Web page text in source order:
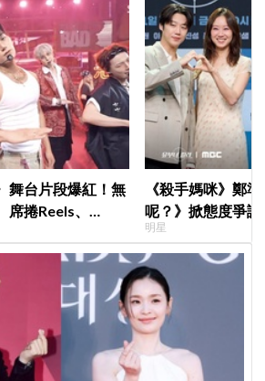
舞台片段爆紅！無
席捲Reels、
《殺手媽咪》鄭
呢？》掀態度爭
真的吐了」心疼
明星